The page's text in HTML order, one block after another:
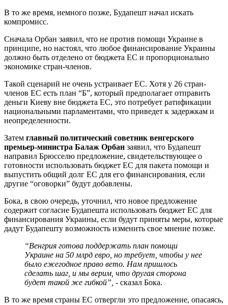
В то же время, немного позже, Будапешт начал искать
компромисс.
Сначала Орбан заявил, что не против помощи Украине в
принципе, но настоял, что любое финансирование Украины
должно быть отделено от бюджета ЕС и пропорционально
экономике стран-членов.
Такой сценарий не очень устраивает ЕС. Хотя у 26 стран-
членов ЕС есть план “Б”, который предполагает отправить
деньги Киеву вне бюджета ЕС, это потребует ратификации
национальными парламентами, что приведет к задержкам и
неопределенности.
Затем главный политический советник венгерского
премьер-министра Балаж Орбан заявил, что Будапешт
направил Брюсселю предложение, свидетельствующее о
готовности использовать бюджет ЕС для пакета помощи и
выпустить общий долг ЕС для его финансирования, если
другие “оговорки” будут добавлены.
Бока, в свою очередь, уточнил, что новое предложение
содержит согласие Будапешта использовать бюджет ЕС для
финансирования Украины, если будут приняты меры, которые
дадут Будапешту возможность изменить свое мнение позже.
“Венгрия готова поддержать план помощи
Украине на 50 млрд евро, но требует, чтобы у нее
было ежегодное право вето. Нам пришлось
сделать шаг, и мы верим, что другая сторона
будет такой же гибкой”, - сказал Бока.
В то же время страны ЕС отвергли это предложение, опасаясь,